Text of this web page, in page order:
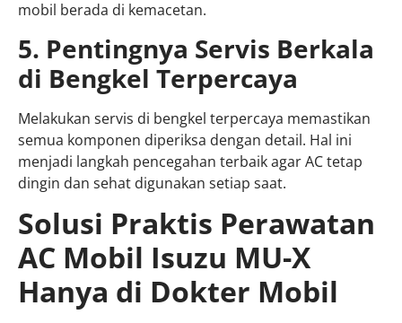
mobil berada di kemacetan.
5. Pentingnya Servis Berkala
di Bengkel Terpercaya
Melakukan servis di bengkel terpercaya memastikan
semua komponen diperiksa dengan detail. Hal ini
menjadi langkah pencegahan terbaik agar AC tetap
dingin dan sehat digunakan setiap saat.
Solusi Praktis Perawatan
AC Mobil Isuzu MU-X
Hanya di Dokter Mobil